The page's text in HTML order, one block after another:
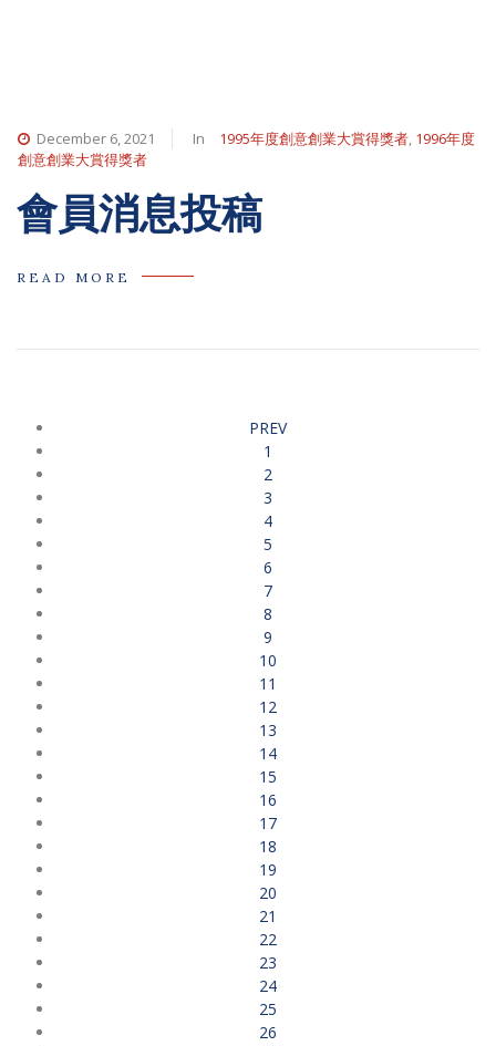
December 6, 2021 In 1995年度創意創業大賞得獎者, 1996年度
創意創業大賞得獎者
會員消息投稿
READ MORE
PREV
1
2
3
4
5
6
7
8
9
10
11
12
13
14
15
16
17
18
19
20
21
22
23
24
25
26